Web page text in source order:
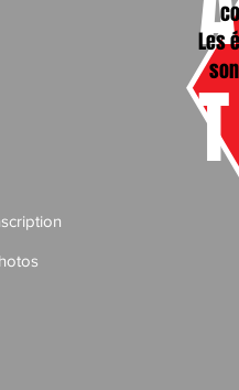
Les